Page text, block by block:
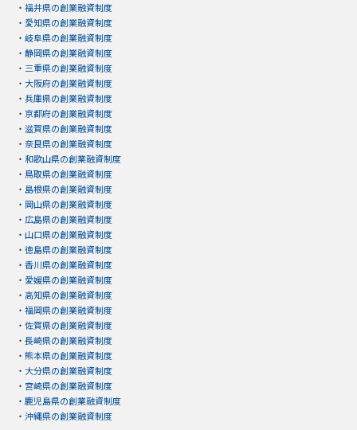
・ 福井県の創業融資制度
・ 愛知県の創業融資制度
・ 岐阜県の創業融資制度
・ 静岡県の創業融資制度
・ 三重県の創業融資制度
・ 大阪府の創業融資制度
・ 兵庫県の創業融資制度
・ 京都府の創業融資制度
・ 滋賀県の創業融資制度
・ 奈良県の創業融資制度
・ 和歌山県の創業融資制度
・ 鳥取県の創業融資制度
・ 島根県の創業融資制度
・ 岡山県の創業融資制度
・ 広島県の創業融資制度
・ 山口県の創業融資制度
・ 徳島県の創業融資制度
・ 香川県の創業融資制度
・ 愛媛県の創業融資制度
・ 高知県の創業融資制度
・ 福岡県の創業融資制度
・ 佐賀県の創業融資制度
・ 長崎県の創業融資制度
・ 熊本県の創業融資制度
・ 大分県の創業融資制度
・ 宮崎県の創業融資制度
・ 鹿児島県の創業融資制度
・ 沖縄県の創業融資制度